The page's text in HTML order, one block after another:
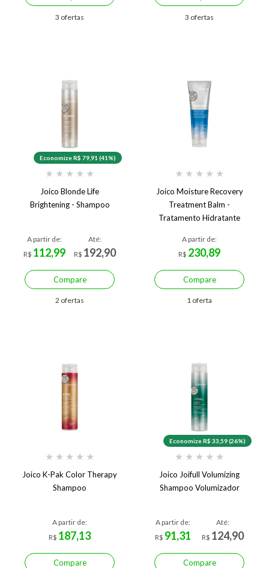
3 ofertas 3 ofertas
Economize R$ 79,91 (41%)
★ ★ ★ ★ ★
Joico Blonde Life
Brightening - Shampoo
A partir de:
R$ 112,99
Até:
R$ 192,90
Compare
2 ofertas
★ ★ ★ ★ ★
Joico Moisture Recovery
Treatment Balm -
Tratamento Hidratante
A partir de:
R$ 230,89
Compare
1 oferta
★ ★ ★ ★ ★
Joico K-Pak Color Therapy
Shampoo
A partir de:
R$ 187,13
Compare
Economize R$ 33,59 (26%)
★ ★ ★ ★ ★
Joico Joifull Volumizing
Shampoo Volumizador
A partir de:
R$ 91,31
Até:
R$ 124,90
Compare